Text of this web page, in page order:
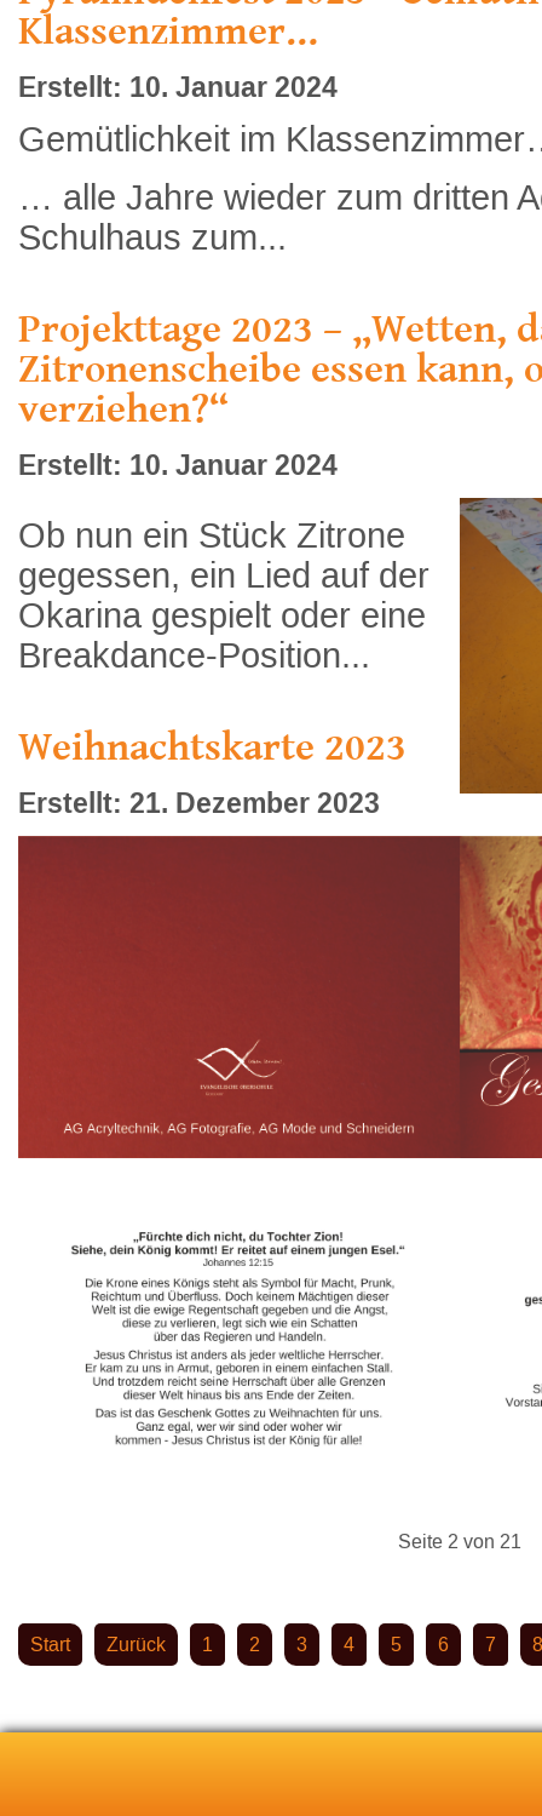
Klassenzimmer…
Erstellt: 10. Januar 2024
Gemütlichkeit im
… alle Jahre wieder zum dritten
Schulhaus zum...
Projekttage 2023 – „Wetten,
Zitronenscheibe essen kann,
verziehen?“
Erstellt: 10. Januar 2024
Ob nun ein Stück Zitrone
gegessen, ein Lied auf der
Okarina gespielt oder eine
Breakdance-Position...
Weihnachtskarte 2023
Erstellt: 21. Dezember 2023
Seite 2 von 21
Start Zurück 1 2 3 4 5 6 7 8